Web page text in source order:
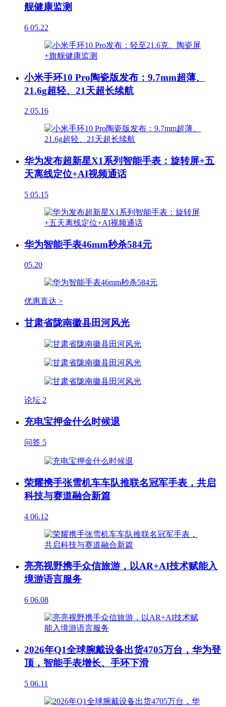
舰健康监测
6 05.22
小米手环10 Pro陶瓷版发布：9.7mm超薄、
21.6g超轻、21天超长续航
2 05.16
华为发布超新星X1系列智能手表：旋转屏+五
天离线定位+AI视频通话
5 05.15
华为智能手表46mm秒杀584元
05.20
优惠直达 >
甘肃省陇南徽县田河风光
论坛 2
充电宝押金什么时候退
问答 5
荣耀携手张雪机车车队推联名冠军手表，共启
科技与赛道融合新篇
4 06.12
亮亮视野携手众信旅游，以AR+AI技术赋能入
境游语言服务
6 06.08
2026年Q1全球腕戴设备出货4705万台，华为登
顶，智能手表增长、手环下滑
5 06.11